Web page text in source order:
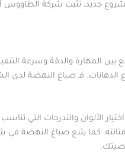
مشروع جديد، تثبت شركة
المهارة والدقة وسرعة
الدهانات. فـ صباغ النهضة
الألوان والتدرجات التي
كما يتبع صباغ النهضة في